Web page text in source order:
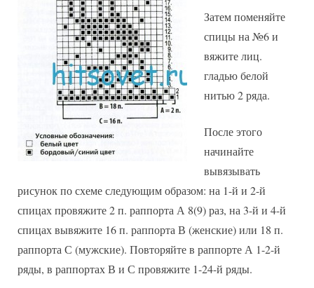
Затем поменяйте
спицы на №6 и
вяжите лиц.
гладью белой
нитью 2 ряда.
После этого
начинайте
вывязывать
рисунок по схеме следующим образом: на 1-й и 2-й
спицах провяжите 2 п. раппорта А 8(9) раз, на 3-й и 4-й
спицах вывяжите 16 п. раппорта В (женские) или 18 п.
раппорта С (мужские). Повторяйте в раппорте А 1-2-й
ряды, в раппортах В и С провяжите 1-24-й ряды.